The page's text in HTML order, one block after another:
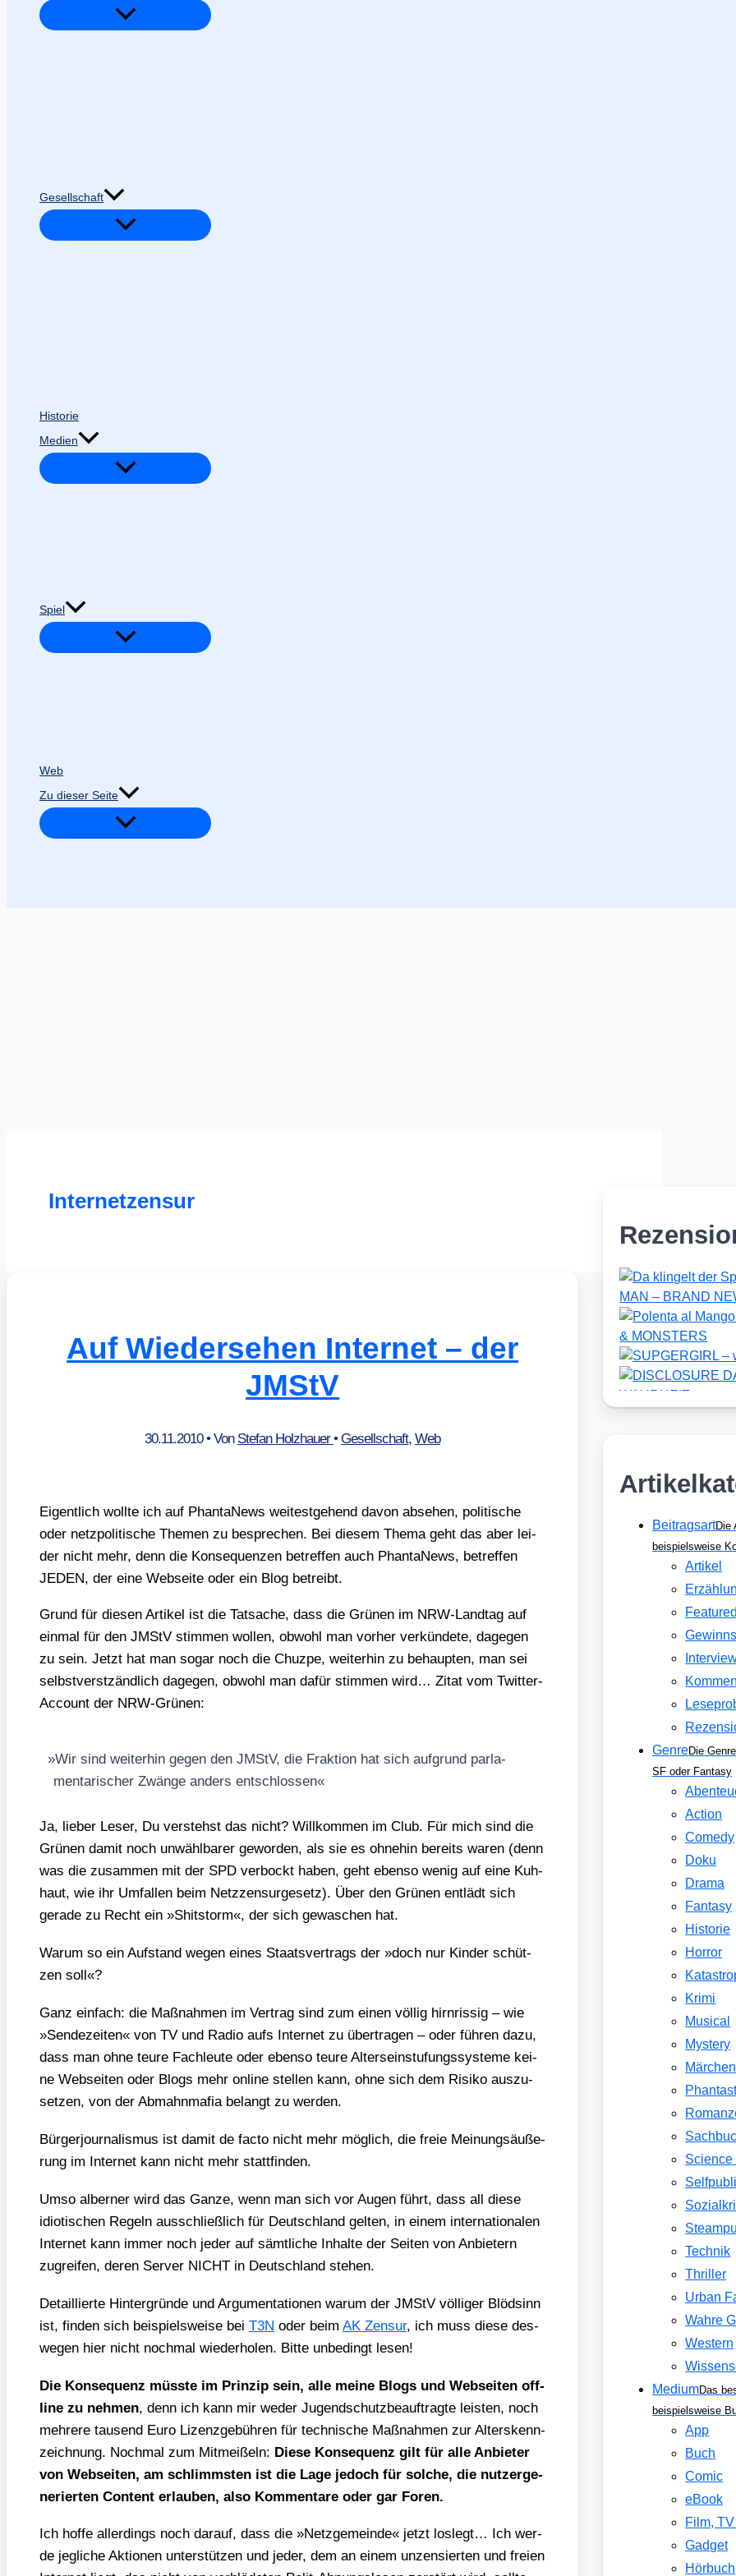
Gesellschaft
Historie
Medien
Spiel
Web
Zu dieser Seite
Internetzensur
Auf Wiedersehen Internet – der
JMStV
30.11.2010• Von Stefan Holzhauer•Gesellschaft,Web
Eigent­lich woll­te ich auf Phan­ta­News wei­test­ge­hend davon abse­hen, poli­ti­sche
oder netz­po­li­ti­sche The­men zu bespre­chen. Bei die­sem The­ma geht das aber lei­
der nicht mehr, denn die Kon­se­quen­zen betref­fen auch Phan­ta­News, betref­fen
JEDEN, der eine Web­sei­te oder ein Blog betreibt.
Grund für die­sen Arti­kel ist die Tat­sa­che, dass die Grü­nen im NRW-Land­tag auf
ein­mal für den JMStV stim­men wol­len, obwohl man vor­her ver­kün­de­te, dage­gen
zu sein. Jetzt hat man sogar noch die Chuz­pe, wei­ter­hin zu behaup­ten, man sei
selbst­verstz­änd­lich dage­gen, obwohl man dafür stim­men wird… Zitat vom Twit­ter-
Account der NRW-Grü­nen:
»Wir sind wei­ter­hin gegen den JMStV, die Frak­ti­on hat sich auf­grund par­la­
men­ta­ri­scher Zwän­ge anders ent­schlos­sen«
Ja, lie­ber Leser, Du ver­stehst das nicht? Will­kom­men im Club. Für mich sind die
Grü­nen damit noch unwähl­ba­rer gewor­den, als sie es ohne­hin bereits waren (denn
was die zusam­men mit der SPD ver­bockt haben, geht eben­so wenig auf eine Kuh­
haut, wie ihr Umfal­len beim Netz­z­ensur­ge­setz). Über den Grü­nen ent­lädt sich
gera­de zu Recht ein »Shit­s­torm«, der sich gewa­schen hat.
War­um so ein Auf­stand wegen eines Staats­ver­trags der »doch nur Kin­der schüt­
zen soll«?
Ganz ein­fach: die Maß­nah­men im Ver­trag sind zum einen völ­lig hirn­ris­sig – wie
»Sen­de­zei­ten« von TV und Radio aufs Inter­net zu über­tra­gen – oder füh­ren dazu,
dass man ohne teu­re Fach­leu­te oder eben­so teu­re Alters­ein­stu­fungs­sys­te­me kei­
ne Web­sei­ten oder Blogs mehr online stel­len kann, ohne sich dem Risi­ko aus­zu­
set­zen, von der Abmahn­ma­fia belangt zu wer­den.
Bür­ger­jour­na­lis­mus ist damit de fac­to nicht mehr mög­lich, die freie Mei­nungs­äu­ße­
rung im Inter­net kann nicht mehr statt­fin­den.
Umso alber­ner wird das Gan­ze, wenn man sich vor Augen führt, dass all die­se
idio­ti­schen Regeln aus­schließ­lich für Deutsch­land gel­ten, in einem inter­na­tio­na­len
Inter­net kann immer noch jeder auf sämt­li­che Inhal­te der Sei­ten von Anbie­tern
zugrei­fen, deren Ser­ver NICHT in Deutsch­land ste­hen.
Detail­lier­te Hin­ter­grün­de und Argu­men­ta­tio­nen war­um der JMStV völ­li­ger Blöd­sinn
ist, fin­den sich bei­spiels­wei­se bei T3N oder beim AK Zen­sur, ich muss die­se des­
we­gen hier nicht noch­mal wie­der­ho­len. Bit­te unbe­dingt lesen!
Die Kon­se­quenz müss­te im Prin­zip sein, alle mei­ne Blogs und Web­sei­ten off­
line zu neh­men, denn ich kann mir weder Jugend­schutz­be­auf­trag­te leis­ten, noch
meh­re­re tau­send Euro Lizenz­ge­büh­ren für tech­ni­sche Maß­nah­men zur Alters­kenn­
zeich­nung. Noch­mal zum Mit­mei­ßeln: Die­se Kon­se­quenz gilt für alle Anbie­ter
von Web­sei­ten, am schlimms­ten ist die Lage jedoch für sol­che, die nut­zer­ge­
ne­rier­ten Con­tent erlau­ben, also Kom­men­ta­re oder gar Foren.
Ich hof­fe aller­dings noch dar­auf, dass die »Netz­ge­mein­de« jetzt los­legt… Ich wer­
de jeg­li­che Aktio­nen unter­stüt­zen und jeder, dem an einem unzen­sier­ten und frei­en
BeitragsartDie
beispielsweise
Artikel
GenreDie
SF oder Fantasy
Action
Comedy
Doku
Drama
Fantasy
Historie
Horror
Krimi
Musical
Mystery
Märchen
Science
Technik
Thriller
Urban
Wahre
Western
MediumDas
beispielsweise
App
Buch
Comic
eBook
Film,
Gadget
Hörbuch